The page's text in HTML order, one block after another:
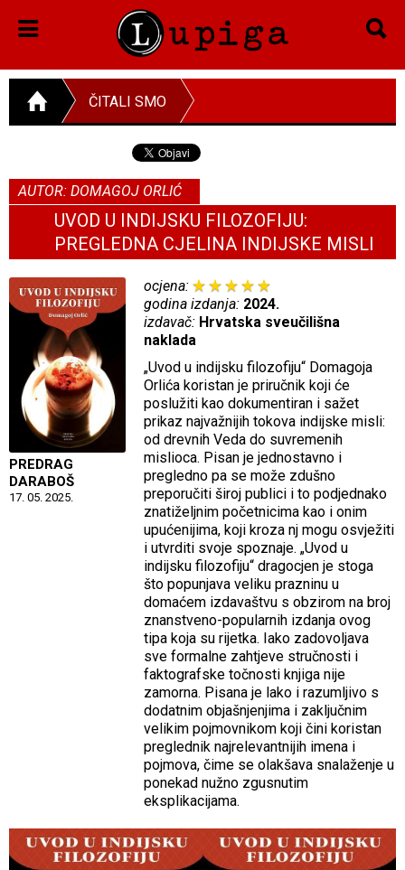
ČITALI SMO
AUTOR: DOMAGOJ ORLIĆ
UVOD U INDIJSKU FILOZOFIJU:
PREGLEDNA CJELINA INDIJSKE MISLI
PREDRAG
DARABOŠ
17. 05. 2025.
ocjena:
godina izdanja: 2024.
izdavač: Hrvatska sveučilišna
naklada
„Uvod u indijsku filozofiju“ Domagoja
Orlića koristan je priručnik koji će
poslužiti kao dokumentiran i sažet
prikaz najvažnijih tokova indijske misli:
od drevnih Veda do suvremenih
mislioca. Pisan je jednostavno i
pregledno pa se može zdušno
preporučiti široj publici i to podjednako
znatiželjnim početnicima kao i onim
upućenijima, koji kroza nj mogu osvježiti
i utvrditi svoje spoznaje. „Uvod u
indijsku filozofiju“ dragocjen je stoga
što popunjava veliku prazninu u
domaćem izdavaštvu s obzirom na broj
znanstveno-popularnih izdanja ovog
tipa koja su rijetka. Iako zadovoljava
sve formalne zahtjeve stručnosti i
faktografske točnosti knjiga nije
zamorna. Pisana je lako i razumljivo s
dodatnim objašnjenjima i zaključnim
velikim pojmovnikom koji čini koristan
preglednik najrelevantnijih imena i
pojmova, čime se olakšava snalaženje u
ponekad nužno zgusnutim
eksplikacijama.